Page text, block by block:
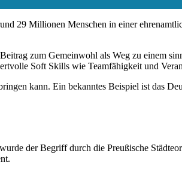
29 Millionen Menschen in einer
zum Gemeinwohl als Weg zu einem
Soft Skills wie Teamfähigkeit und
kann. Ein bekanntes Beispiel ist das
der Begriff durch die Preußische